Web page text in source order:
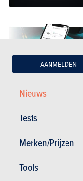
Nieuws
Tests
Merken/Prijzen
Tools
AANMELDEN